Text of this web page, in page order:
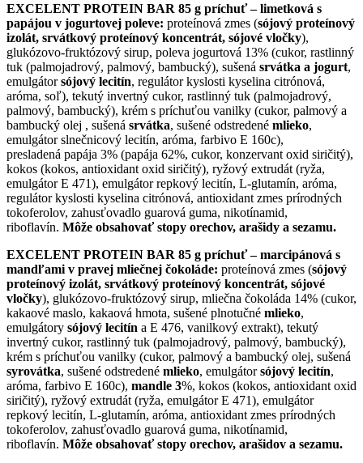
EXCELENT PROTEIN BAR 85 g príchuť – limetková s
papájou v jogurtovej poleve: proteínová zmes (sójový proteínový
izolát, srvátkový proteínový koncentrát, sójové vločky),
glukózovo-fruktózový sirup, poleva jogurtová 13% (cukor, rastlinný
tuk (palmojadrový, palmový, bambucký), sušená srvátka a jogurt,
emulgátorsójový lecitín, regulátor kyslosti kyselina citrónová,
aróma, soľ), tekutý invertný cukor, rastlinný tuk (palmojadrový,
palmový, bambucký), krém s príchuťou vanilky (cukor, palmový a
bambucký olej , sušená srvátka, sušené odstredené mlieko,
emulgátor slnečnicový lecitín, aróma, farbivo E 160c),
presladená papája 3% (papája 62%, cukor, konzervant oxid siričitý),
kokos (kokos, antioxidant oxid siričitý), ryžový extrudát (ryža,
emulgátor E 471), emulgátor repkový lecitín, L-glutamín, aróma,
regulátor kyslosti kyselina citrónová, antioxidant zmes prírodných
tokoferolov, zahusťovadlo guarová guma, nikotínamid,
riboflavín. Môže obsahovať stopy orechov, arašidy a sezamu.
EXCELENT PROTEIN BAR 85 g príchuť – marcipánová s
mandľami v pravej mliečnej čokoláde: proteínová zmes (sójový
proteínový izolát, srvátkový proteínový koncentrát, sójové
vločky), glukózovo-fruktózový sirup, mliečna čokoláda 14% (cukor,
kakaové maslo, kakaová hmota, sušené plnotučné mlieko,
emulgátory sójový lecitín a E 476, vanilkový extrakt), tekutý
invertný cukor, rastlinný tuk (palmojadrový, palmový, bambucký),
krém s príchuťou vanilky (cukor, palmový a bambucký olej, sušená
syrovátka, sušené odstredené mlieko, emulgátorsójový lecitín,
aróma, farbivo E 160c), mandle 3%, kokos (kokos, antioxidant oxid
siričitý), ryžový extrudát (ryža, emulgátor E 471), emulgátor
repkový lecitín, L-glutamín, aróma, antioxidant zmes prírodných
tokoferolov, zahusťovadlo guarová guma, nikotínamid,
riboflavín. Môže obsahovať stopy orechov, arašidov a sezamu.